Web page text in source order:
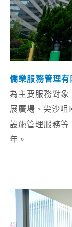
僑樂服務管理有
為主要服務對
展廣場、尖沙
設施管理服務
年。